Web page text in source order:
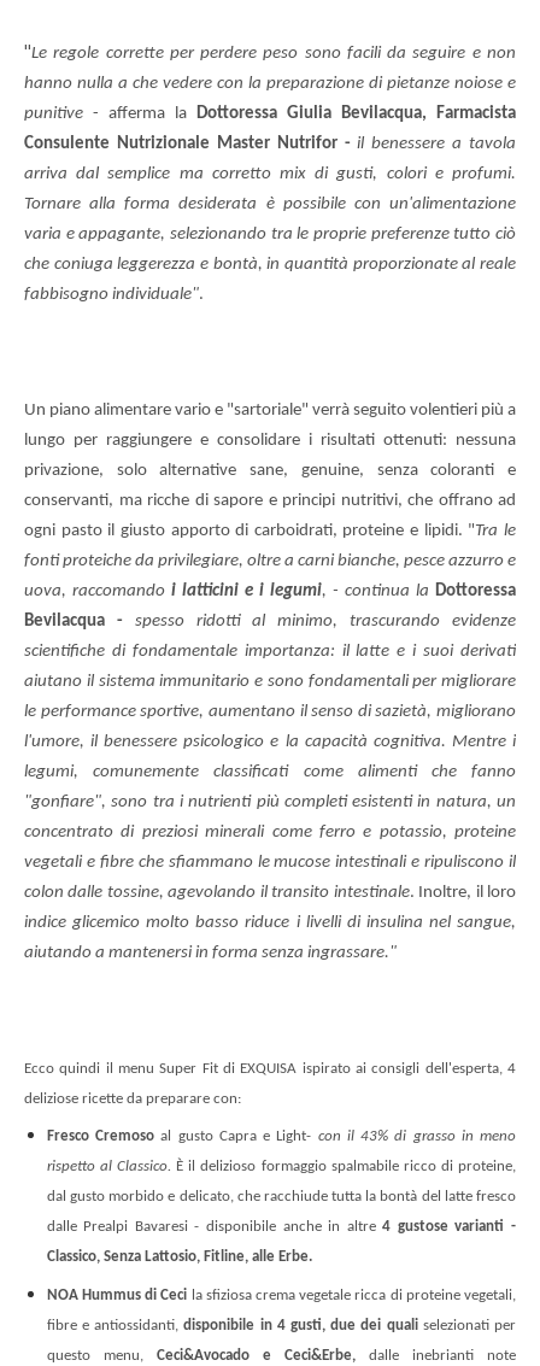
"Le regole corrette per perdere peso sono facili da seguire e non
hanno nulla a che vedere con la preparazione di pietanze noiose e
punitive - afferma la
Dottoressa Giulia Bevilacqua, Farmacista
Consulente Nutrizionale Master Nutrifor -il benessere a tavola
arriva dal semplice ma corretto mix di gusti, colori e profumi.
Tornare alla forma desiderata è possibile con un'alimentazione
varia e appagante, selezionando tra le proprie preferenze tutto ciò
che coniuga leggerezza e bontà, in quantità proporzionate al reale
fabbisogno individuale".
Un piano alimentare vario e "sartoriale" verrà seguito volentieri più a
lungo per raggiungere e consolidare i risultati ottenuti: nessuna
privazione, solo alternative sane, genuine, senza coloranti e
conservanti, ma ricche di sapore e principi nutritivi, che offrano ad
ogni pasto il giusto apporto di carboidrati, proteine e lipidi. "Tra le
fonti proteiche da privilegiare, oltre a carni bianche, pesce azzurro e
uova, raccomando i latticini e i legumi, - continua la Dottoressa
Bevilacqua -spesso ridotti al minimo, trascurando evidenze
scientifiche di fondamentale importanza: il latte e i suoi derivati
aiutano il sistema immunitario e sono fondamentali per migliorare
le performance sportive, aumentano il senso di sazietà, migliorano
l'umore, il benessere psicologico e la capacità cognitiva. Mentre i
legumi, comunemente classificati come alimenti che fanno
"gonfiare", sono tra i nutrienti più completi esistenti in natura, un
concentrato di preziosi minerali come ferro e potassio, proteine
vegetali e fibre che sfiammano le mucose intestinali e ripuliscono il
colon dalle tossine, agevolando il transito intestinale. Inoltre, il loro
indice glicemico molto basso riduce i livelli di insulina nel sangue,
aiutando a mantenersi in forma senza ingrassare."
Ecco quindi il menu Super Fit di EXQUISA ispirato ai consigli dell'esperta, 4
deliziose ricette da preparare con:
Fresco Cremoso al gusto Capra e Light- con il 43% di grasso in meno
rispetto al Classico. È il delizioso formaggio spalmabile ricco di proteine,
dal gusto morbido e delicato, che racchiude tutta la bontà del latte fresco
dalle Prealpi Bavaresi - disponibile anche in altre4 gustose varianti -
Classico, Senza Lattosio, Fitline, alle Erbe.
NOA Hummus di Ceci la sfiziosa crema vegetale ricca di proteine vegetali,
fibre e antiossidanti, disponibile in 4 gusti, due dei quali selezionati per
questo menu,Ceci&Avocado e Ceci&Erbe, dalle inebrianti note